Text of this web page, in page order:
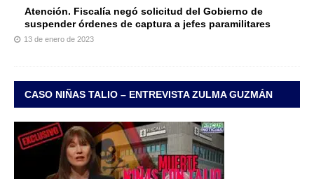
Atención. Fiscalía negó solicitud del Gobierno de
suspender órdenes de captura a jefes paramilitares
13 de enero de 2023
CASO NIÑAS TALIO – ENTREVISTA ZULMA GUZMÁN